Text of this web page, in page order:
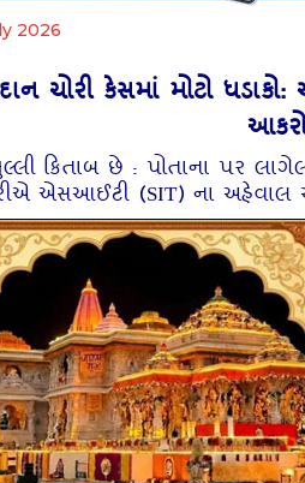
2026
ચોરી કેસમાં મોટો
કિતાબ છે : પોતાના પર
એસઆઈટી (SIT) ના અહેવાલ